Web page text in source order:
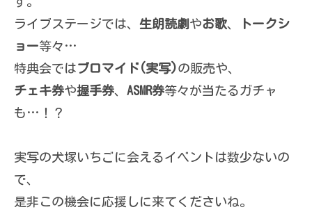
ライブステージでは、 生朗読劇 やお歌、
トークシ
ョー等々…
特典会ではブロマイド(実写)の販売や、
チェキ券や握手券、 ASMR券等々が当たるガチャ
も…！？
実写の犬塚いちごに会えるイベントは数少ないの
で、
是非この機会に応援しに来てくださいね。